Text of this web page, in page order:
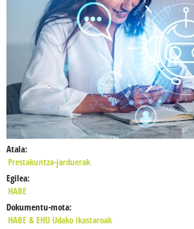
Atala:
Prestakuntza-jarduerak
Egilea:
HABE
Dokumentu-mota:
HABE & EHU Udako ikastaroak